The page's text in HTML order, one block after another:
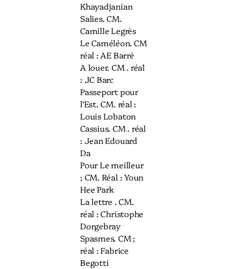
Khayadjanian
Salies. CM.
Camille Legrès
Le Caméléon. CM
réal : AE Barré
A louer. CM . réal
: JC Barc
Passeport pour
l’Est. CM. réal :
Louis Lobaton
Cassius. CM . réal
: Jean Edouard
Da
Pour Le meilleur
; CM. Réal : Youn
Hee Park
La lettre . CM.
réal : Christophe
Dorgebray
Spasmes. CM ;
réal : Fabrice
Begotti